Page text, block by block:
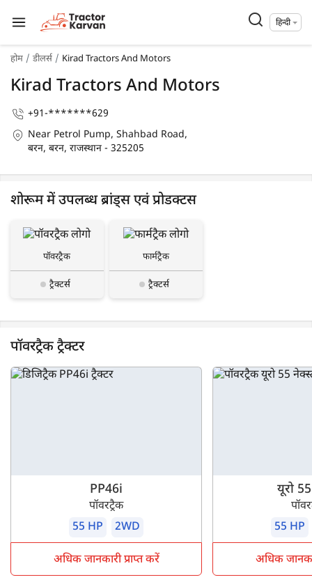
हिन्दी
होम डीलर्स Kirad Tractors And Motors
Kirad Tractors And Motors
+91-*******629
Near Petrol Pump, Shahbad Road,
बरन, बरन, राजस्थान - 325205
शोरूम में उपलब्ध ब्रांड्स एवं प्रोडक्टस
पॉवरट्रैक
ट्रैक्टर्स
फार्मट्रैक
ट्रैक्टर्स
पॉवरट्रैक ट्रैक्टर
PP46i
पॉवरट्रैक
55 HP
2WD
अधिक जानकारी प्राप्त करें
यूरो
55 HP
अधिक